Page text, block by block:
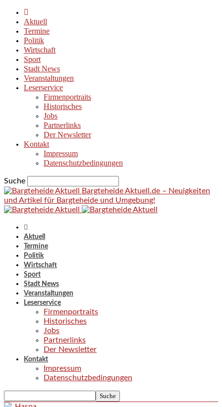
Aktuell
Termine
Politik
Wirtschaft
Sport
Stadt News
Veranstaltungen
Leserservice
Firmenportraits
Historisches
Jobs
Partnerlinks
Der Newsletter
Kontakt
Impressum
Datenschutzbedingungen
Suche
Bargteheide Aktuell.de – Neuigkeiten
und Artikel für Bargteheide und Umgebung!
Aktuell
Termine
Politik
Wirtschaft
Sport
Stadt News
Veranstaltungen
Leserservice
Firmenportraits
Historisches
Jobs
Partnerlinks
Der Newsletter
Kontakt
Impressum
Datenschutzbedingungen